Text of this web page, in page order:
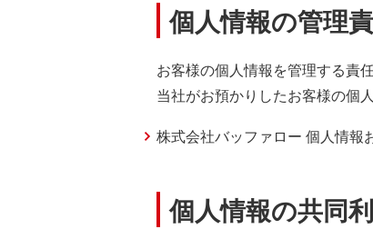
個人情報の管理
お客様の個人情報を管理する責
当社がお預かりしたお客様の個
株式会社バッファロー 個人情報
個人情報の共同